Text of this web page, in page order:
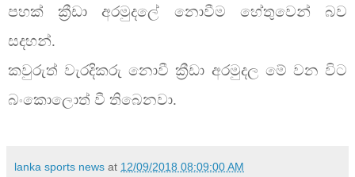
පහක් ක්‍රීඩා අරමුදලේ නොවීම හේතුවෙන් බව
සදහන්.
කවුරුත් වැරදිකරු නොවී ක්‍රීඩා අරමුදල මේ වන විට
බංකොලොත් වී තිබෙනවා.
lanka sports news at 12/09/2018 08:09:00 AM